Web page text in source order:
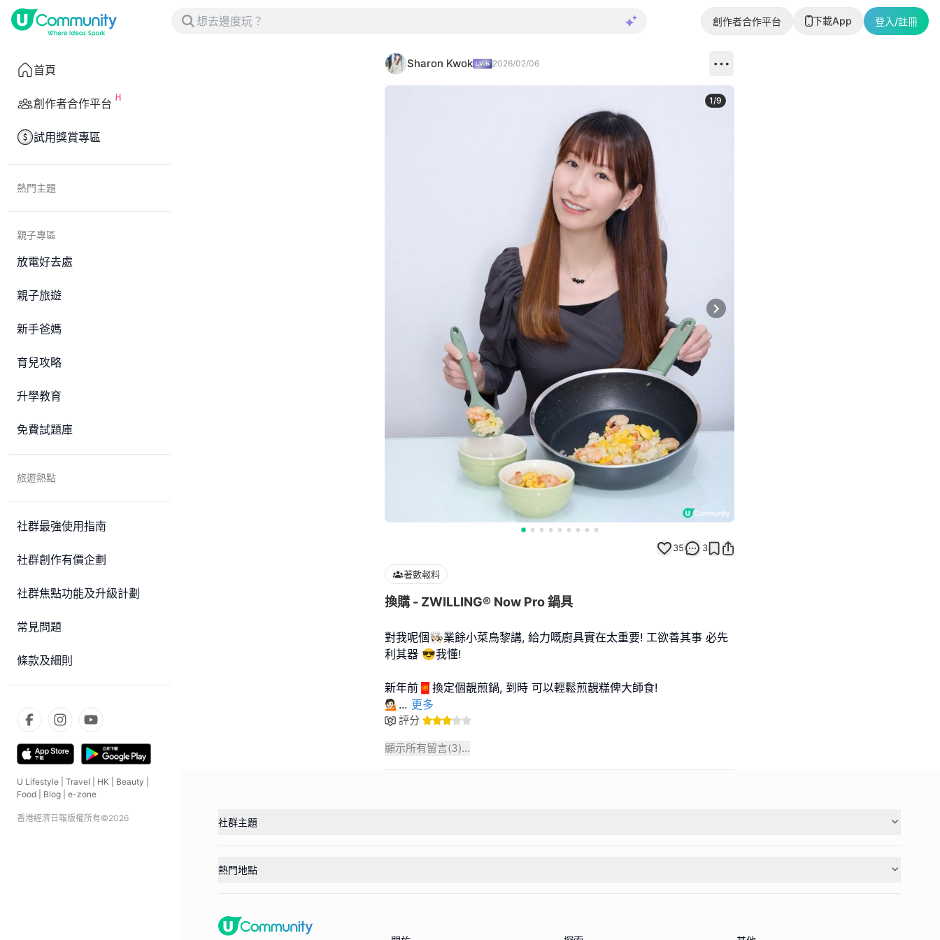
創作者合作平台 下載App 登入/註冊
首頁
創作者合作平台
試用獎賞專區
熱門主題
親子專區
放電好去處
親子旅遊
新手爸媽
育兒攻略
升學教育
免費試題庫
旅遊熱點
社群最強使用指南
社群創作有價企劃
社群焦點功能及升級計劃
常見問題
條款及細則
U Lifestyle Travel HK Beauty
Food
Blog e-zone
香港經濟日報版權所有©2026
Sharon Kwok 2026/02/06
Next slide
1/9
35 3
著數報料
換購 - ZWILLING®️ Now Pro 鍋具
對我呢個👩🏻‍🍳業餘小菜鳥黎講, 給力嘅廚具實在太重要! 工欲善其事 必先
利其器 😎我懂!
新年前🧧換定個靚煎鍋, 到時 可以輕鬆煎靚糕俾大師食!
💁🏻‍... 更多
評分
顯示所有留言(3)...
社群主題
熱門地點